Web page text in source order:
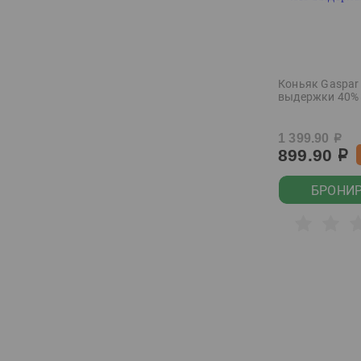
Коньяк Gaspar
выдержки 40%
1 399.90 р
899.90 р